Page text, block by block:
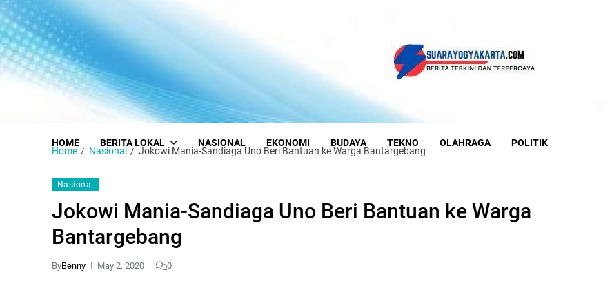
HOME BERITA LOKAL NASIONAL EKONOMI BUDAYA TEKNO OLAHRAGA POLITIK
Home Nasional Jokowi Mania-Sandiaga Uno Beri Bantuan ke Warga Bantargebang
Nasional
Jokowi Mania-Sandiaga Uno Beri Bantuan ke Warga
Bantargebang
ByBenny May 2, 2020 0